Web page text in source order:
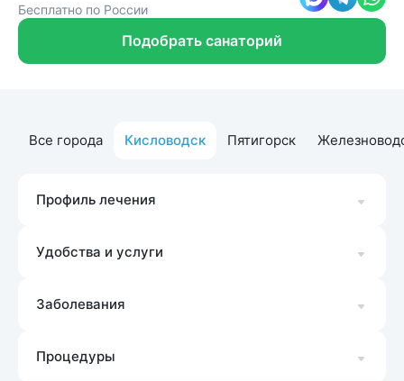
Бесплатно по России
Подобрать санаторий
Все города Кисловодск Пятигорск
Профиль лечения
Удобства и услуги
Заболевания
Процедуры